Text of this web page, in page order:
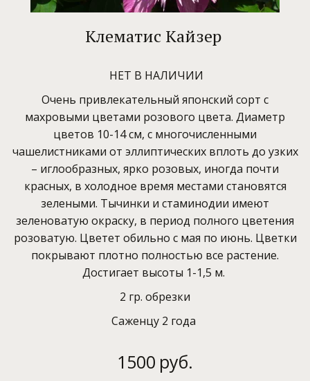
Клематис Кайзер
НЕТ В НАЛИЧИИ
Очень привлекательный японский сорт с
махровыми цветами розового цвета. Диаметр
цветов 10-14 см, с многочисленными
чашелистниками от эллиптических вплоть до узких
– иглообразных, ярко розовых, иногда почти
красных, в холодное время местами становятся
зелеными. Тычинки и стаминодии имеют
зеленоватую окраску, в период полного цветения
розоватую. Цветет обильно с мая по июнь. Цветки
покрывают плотно полностью все растение.
Достигает высоты 1-1,5 м.
2 гр. обрезки
Саженцу 2 года
1500 руб.